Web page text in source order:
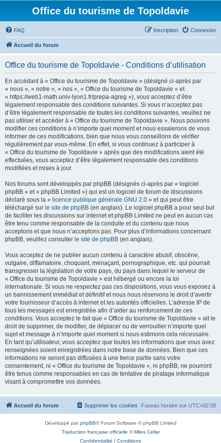
Office du tourisme de Topoldavie
FAQ Connexion
Inscription
Accueil du forum
Office du tourisme de Topoldavie - Conditions d’utilisation
En accédant à « Office du tourisme de Topoldavie » (désigné ci-après par
« nous », « notre », « nos », « Office du tourisme de Topoldavie » et
« https://web1-math.univ-lyon1.fr/prepa-agreg »), vous acceptez d’être
légalement responsable des conditions suivantes. Si vous n’acceptez pas
d’être légalement responsable de toutes les conditions suivantes, veuillez ne
pas utiliser et accéder à « Office du tourisme de Topoldavie ». Nous pouvons
modifier ces conditions à n’importe quel moment et nous essaierons de vous
informer de ces modifications, bien que nous vous conseillons de vérifier
régulièrement par vous-même. En effet, si vous continuez à participer à
« Office du tourisme de Topoldavie » après que des modifications aient été
effectuées, vous acceptez d’être légalement responsable des conditions
modifiées et mises à jour.
Nos forums sont développés par phpBB (désignés ci-après par « logiciel
phpBB » et « phpBB Limited ») qui est un logiciel de forum de discussions
déclaré sous la « licence publique générale GNU 2.0 » et qui peut être
téléchargé sur le site de phpBB (en anglais). Le logiciel phpBB a pour seul but
de faciliter les discussions sur internet et phpBB Limited ne peut en aucun cas
être tenu comme responsable de la conduite et du contenu que nous
acceptons et que nous n’acceptons pas. Pour plus d’informations concernant
phpBB, veuillez consulter le site de phpBB (en anglais).
Vous acceptez de ne publier aucun contenu à caractère abusif, obscène,
vulgaire, diffamatoire, choquant, menaçant, pornographique, etc. qui pourrait
transgresser la législation de votre pays, du pays dans lequel le serveur de
« Office du tourisme de Topoldavie » est hébergé ou encore la loi
internationale. Si vous ne respectez pas ces dispositions, vous vous exposez à
un bannissement immédiat et définitif et nous nous réservons le droit d’avertir
votre fournisseur d’accès à internet et les autorités officielles. L’adresse IP de
tous les messages est enregistrée afin d’aider au renforcement de ces
conditions. Vous acceptez le fait que « Office du tourisme de Topoldavie » ait le
droit de supprimer, de modifier, de déplacer ou de verrouiller n’importe quel
sujet et message à n’importe quel moment si nous estimons cela nécessaire.
En tant qu’utilisateur, vous acceptez que toutes les informations que vous avez
renseignées soient enregistrées dans notre base de données. Bien que ces
informations ne seront pas diffusées à une tierce partie sans votre
consentement, ni « Office du tourisme de Topoldavie », ni phpBB, ne pourront
être tenus comme responsables en cas de tentative de piratage informatique
visant à compromettre vos données.
Accueil du forum Fuseau horaire sur UTC+02:00
Supprimer les cookies
Développé parphpBB® Forum Software © phpBB Limited
Traduction française officielle ©Miles Cellar
Confidentialité | Conditions